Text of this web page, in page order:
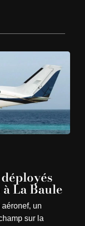
La Baule
un
sur la